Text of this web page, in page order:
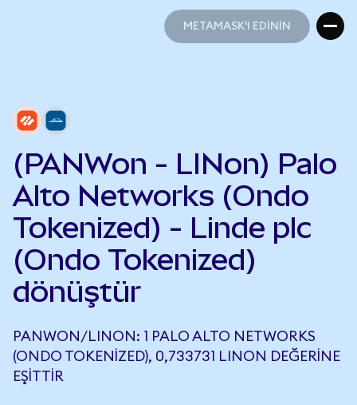
METAMASK'I EDİNİN
(PANWon - LINon) Palo
Alto Networks (Ondo
Tokenized) - Linde plc
(Ondo Tokenized)
dönüştür
PANWON/LINON: 1 PALO ALTO NETWORKS
(ONDO TOKENIZED), 0,733731 LINON DEĞERINE
EŞITTIR